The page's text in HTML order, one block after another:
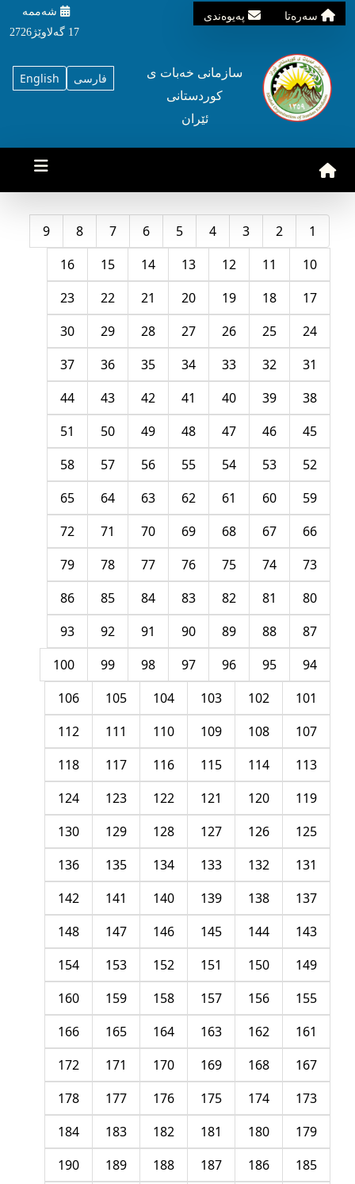
سه‌ره‌تا په‌یوه‌ندی
شه‌ممه‌
17 گه‌لاوێژ2726
English فارسی
سازمانی خه‌بات ی
کوردستانی
ئێران
1
2
3
4
5
6
7
8
9
10
11
12
13
14
15
16
17
18
19
20
21
22
23
24
25
26
27
28
29
30
31
32
33
34
35
36
37
38
39
40
41
42
43
44
45
46
47
48
49
50
51
52
53
54
55
56
57
58
59
60
61
62
63
64
65
66
67
68
69
70
71
72
73
74
75
76
77
78
79
80
81
82
83
84
85
86
87
88
89
90
91
92
93
94
95
96
97
98
99
100
101
102
103
104
105
106
107
108
109
110
111
112
113
114
115
116
117
118
119
120
121
122
123
124
125
126
127
128
129
130
131
132
133
134
135
136
137
138
139
140
141
142
143
144
145
146
147
148
149
150
151
152
153
154
155
156
157
158
159
160
161
162
163
164
165
166
167
168
169
170
171
172
173
174
175
176
177
178
179
180
181
182
183
184
185
186
187
188
189
190